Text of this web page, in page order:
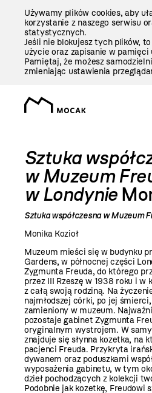
Używamy plików cookies, aby
korzystanie z naszego serwisu
statystycznych.
Jeśli nie blokujesz tych plików,
użycie oraz zapisanie w pamięci
Pamiętaj, że możesz
zmieniając ustawienia
Sztuka
w Muzeum
w Londynie
Sztuka współczesna w Muzeum
Monika Kozioł
Muzeum mieści się w budynku
Gardens, w północnej części
Zygmunta Freuda, do którego
przez III Rzeszę w 1938 roku i w
z całą swoją rodziną. Na
najmłodszej córki, po jej
zamieniony w muzeum.
pozostaje gabinet Zygmunta
oryginalnym wystrojem. W
znajduje się słynna kozetka, na
pacjenci Freuda. Przykryta
dywanem oraz poduszkami
wyposażenia gabinetu, w tym
dzieł pochodzących z kolekcji
Podobnie jak kozetkę, Freudowi